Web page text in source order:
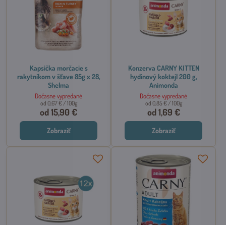
Kapsička morčacie s
rakytníkom v šťave 85g x 28,
Shelma
Dočasne vypredané
od 15,90 €
od 0,67 € / 100g
Zobraziť
Konzerva CARNY KITTEN
hydinový koktejl 200 g,
Animonda
Dočasne vypredané
od 1,69 €
od 0,85 € / 100g
Zobraziť